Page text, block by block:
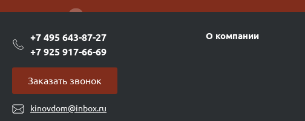
+7 495 643-87-27
+7 925 917-66-69
Заказать звонок
kinovdom@inbox.ru
О компании